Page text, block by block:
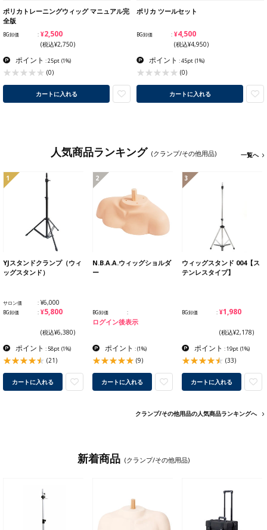
ポリカトレーニングウィッグ マニュアル完
全版
BG卸価 ¥2,500
(税込¥2,750)
ポイント : 25pt (1%)
(0)
カートに入れる
ポリカ ツールセット
BG卸価 ¥4,500
(税込¥4,950)
ポイント : 45pt (1%)
(0)
カートに入れる
人気商品ランキング (クランプ/その他用品) 一覧へ
1
YJスタンドクランプ（ウィ
ッグスタンド）
サロン価 ¥6,000
BG卸価 ¥5,800
(税込¥6,380)
ポイント : 58pt (1%)
(21)
カートに入れる
2
N.B.A.A.ウィッグショルダ
ー
BG卸価
ログイン後表示
ポイント :(1%)
(9)
カートに入れる
3
ウィッグスタンド 004【ス
テンレスタイプ】
BG卸価 ¥1,980
(税込¥2,178)
ポイント : 19pt (1%)
(33)
カートに入れる
クランプ/その他用品の人気商品ランキングへ
新着商品 (クランプ/その他用品)